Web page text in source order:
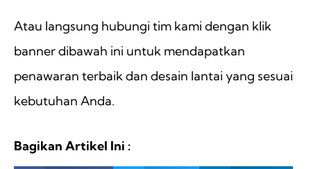
Atau langsung hubungi tim kami dengan klik
banner dibawah ini untuk mendapatkan
penawaran terbaik dan desain lantai yang sesuai
kebutuhan Anda.
Bagikan Artikel Ini :